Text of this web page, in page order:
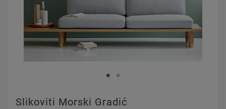
Slikoviti Morski Gradić